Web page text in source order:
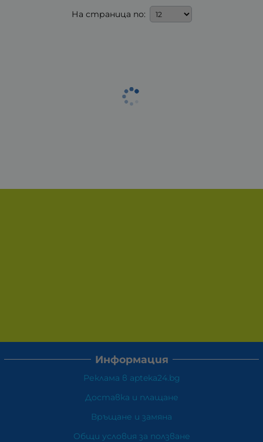
На страница по:
Информация
Реклама в apteka24.bg
Доставка и плащане
Връщане и замяна
Общи условия за ползване